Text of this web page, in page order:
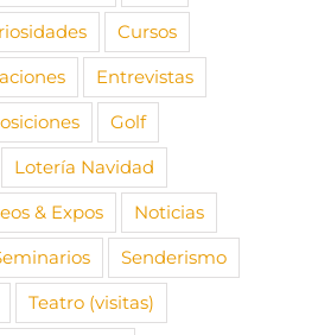
Cursos
Entrevistas
Golf
Lotería Navidad
& Expos
Noticias
Senderismo
Teatro (visitas)